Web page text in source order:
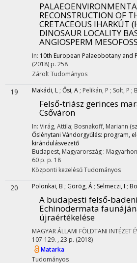
RECONSTRUCTION OF
CRETACEOUS IHARKÚT
DINOSAUR LOCALITY
ANGIOSPERM
In: 10th European Palaeobotany and
(2018) p. 258
ZároltTudományos
19 Makádi, L ; Ősi, A ; Pelikán, P ; Solt, P ;
Felső-triász gerinces
Csőváron
In: Virág, Attila; Bosnakoff, Mariann
Őslénytani Vándorgyűlés: program,
kirándulásvezető
Budapest, Magyarország :
60 p. p. 18
Központi kezelésűTudományos
20 Polonkai, B ; Görög, Á ; Selmeczi, I ;
A budapesti felső-
Echinodermata
újraértékelése
MAGYAR ÁLLAMI FÖLDTANI INTÉZET
107-129. , 23 p. (2018)
Matarka
Tudományos